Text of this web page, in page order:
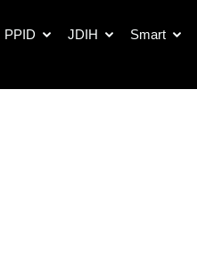
PPID JDIH Smart